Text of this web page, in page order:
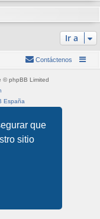
que
sitio
Ir a
Contáctenos
© phpBB Limited
España